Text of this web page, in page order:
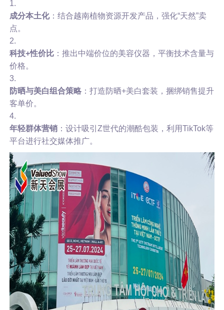
1.
成分本土化：结合越南植物资源开发产品，强化“天然”卖
点。
2.
科技+性价比：推出中端价位的美容仪器，平衡技术含量与
价格。
3.
防晒与美白组合策略：打造防晒+美白套装，捆绑销售提升
客单价。
4.
年轻群体营销：设计吸引Z世代的潮酷包装，利用TikTok等
平台进行社交媒体推广。